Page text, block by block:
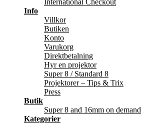
International Checkout
Info
Villkor
Butiken
Konto
Varukorg
Direktbetalning
Hyr en projektor
Super 8 / Standard 8
Projektorer – Tips & Trix
Press
Butik
Super 8 and 16mm on demand
Kategorier